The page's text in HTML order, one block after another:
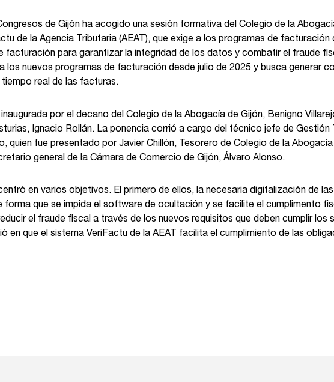
de Gijón ha acogido una sesión formativa del Colegio de la
de la Agencia Tributaria (AEAT), que exige a los programas de facturación
facturación para garantizar la integridad de los datos y combatir el fraude
los nuevos programas de facturación desde julio de 2025 y busca generar
real de las facturas.
por el decano del Colegio de la Abogacía de Gijón, Benigno
Ignacio Rollán. La ponencia corrió a cargo del técnico jefe de Gestión
quien fue presentado por Javier Chillón, Tesorero de Colegio de la
general de la Cámara de Comercio de Gijón, Álvaro Alonso.
en varios objetivos. El primero de ellos, la necesaria digitalización de
forma que se impida el software de ocultación y se facilite el cumplimento
el fraude fiscal a través de los nuevos requisitos que deben cumplir los
en que el sistema VeriFactu de la AEAT facilita el cumplimiento de las